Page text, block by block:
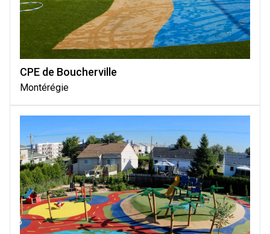
CPE de Boucherville
Montérégie